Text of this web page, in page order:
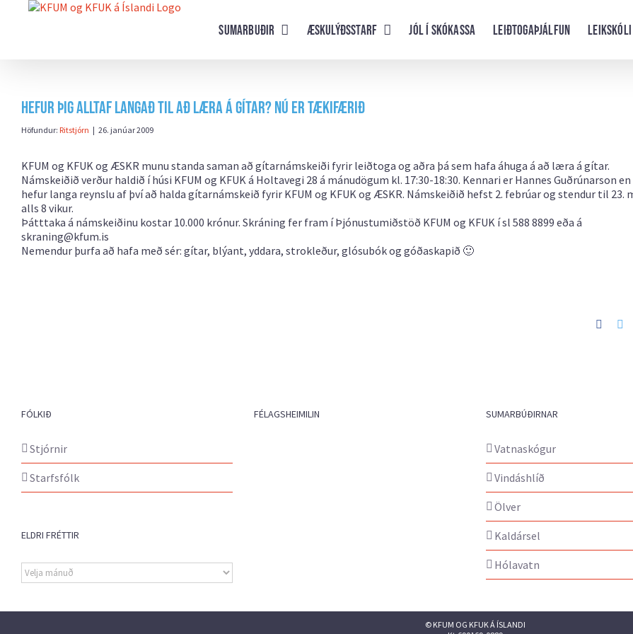
Sumarbuðir Æskulýðsstarf Jól í skókassa Leiðtogaþjálfun Leikskóli
Hefur þig alltaf langað til að læra á gítar? Nú er tækifærið
Höfundur: Ritstjórn | 26. janúar 2009
KFUM og KFUK og ÆSKR munu standa saman að gítarnámskeiði fyrir leiðtoga og aðra þá sem hafa áhuga á að læra á gítar.
Námskeiðið verður haldið í húsi KFUM og KFUK á Holtavegi 28 á mánudögum kl. 17:30-18:30. Kennari er Hannes Guðrúnarson
hefur langa reynslu af því að halda gítarnámskeið fyrir KFUM og KFUK og ÆSKR. Námskeiðið hefst 2. febrúar og stendur til 23.
alls 8 vikur.
Þátttaka á námskeiðinu kostar 10.000 krónur. Skráning fer fram í Þjónustumiðstöð KFUM og KFUK í sl 588 8899 eða á
skraning@kfum.is
Nemendur þurfa að hafa með sér: gítar, blýant, yddara, strokleður, glósubók og góðaskapið 🙂
FÓLKIÐ
Stjórnir
Starfsfólk
ELDRI FRÉTTIR
Eldri
fréttir
FÉLAGSHEIMILIN SUMARBÚÐIRNAR
Vatnaskógur
Vindáshlíð
Ölver
Kaldársel
Hólavatn
© KFUM OG KFUK Á ÍSLANDI